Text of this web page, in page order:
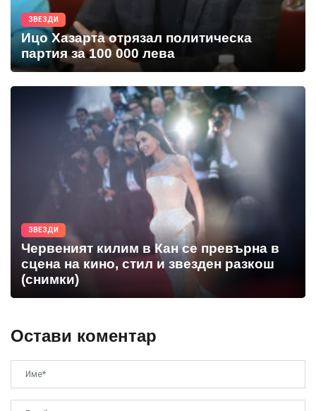
ЗВЕЗДИ
Ицо Хазарта отрязал политическа
партия за 100 000 лева
ЗВЕЗДИ
Червеният килим в Кан се превърна в
сцена на кино, стил и звезден разкош
(снимки)
Остави коментар